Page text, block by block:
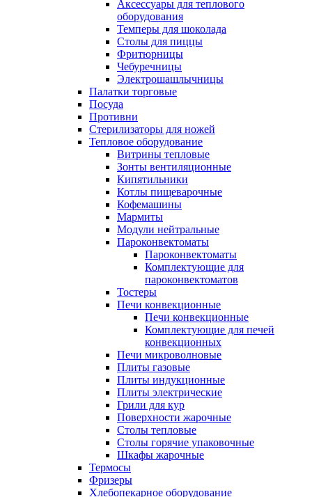
Аксессуары для теплового
оборудования
Темперы для шоколада
Столы для пиццы
Фритюрницы
Чебуречницы
Электрошашлычницы
Палатки торговые
Посуда
Противни
Стерилизаторы для ножей
Тепловое оборудование
Витрины тепловые
Зонты вентиляционные
Кипятильники
Котлы пищеварочные
Кофемашины
Мармиты
Модули нейтральные
Пароконвектоматы
Пароконвектоматы
Комплектующие для
пароконвектоматов
Тостеры
Печи конвекционные
Печи конвекционные
Комплектующие для печей
конвекционных
Печи микроволновые
Плиты газовые
Плиты индукционные
Плиты электрические
Грили для кур
Поверхности жарочные
Столы тепловые
Столы горячие упаковочные
Шкафы жарочные
Термосы
Фризеры
Хлебопекарное оборудование